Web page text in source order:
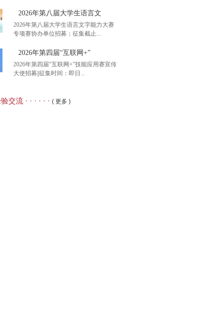
八届大学生语言文
2026年第八届大学生语言文
2026年第八届大学生语言文字能力大赛
专项赛协办单位招募；征集截止...
八届大学生语言文
2026年第四届“互联网+”
2026年第四届“互联网+”技能应用赛宣传
大使招募||征集时间：即日...
交流 · · · · · · ( 更多 )